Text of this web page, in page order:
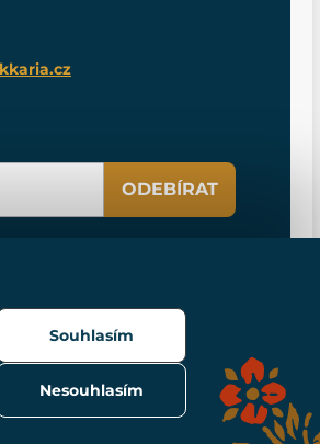
ODEBÍRAT
Nesouhlasím
Souhlasím